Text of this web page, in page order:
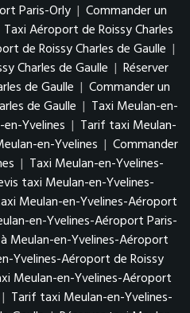
Paris-Orly | Commander un
Taxi Aéroport de Roissy Charles
de Roissy Charles de Gaulle |
Charles de Gaulle | Réserver
de Gaulle | Commander un
de Gaulle | Taxi Meulan-en-
Yvelines | Tarif taxi Meulan-
en-Yvelines | Commander
| Taxi Meulan-en-Yvelines-
taxi Meulan-en-Yvelines-
Meulan-en-Yvelines-Aéroport
en-Yvelines-Aéroport Paris-
Meulan-en-Yvelines-Aéroport
Yvelines-Aéroport de Roissy
Meulan-en-Yvelines-Aéroport
| Tarif taxi Meulan-en-Yvelines-